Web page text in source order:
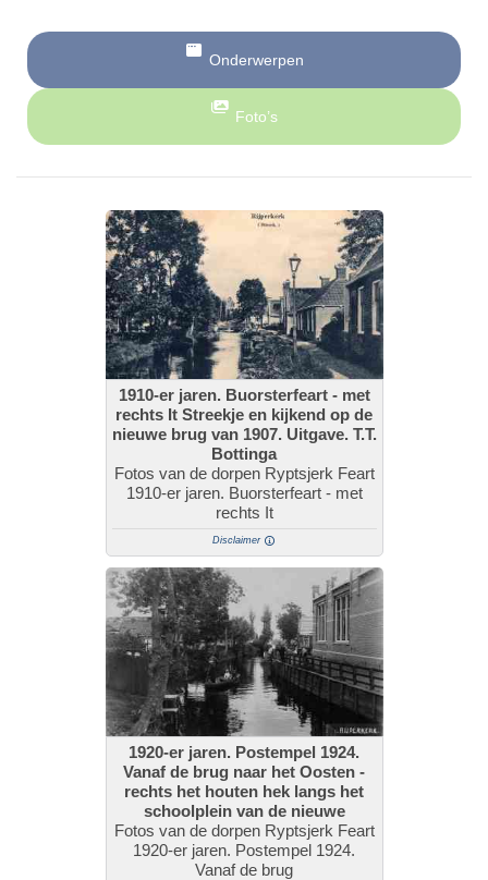
Onderwerpen
Foto’s
1910-er jaren. Buorsterfeart - met
rechts It Streekje en kijkend op de
nieuwe brug van 1907. Uitgave. T.T.
Bottinga
Fotos van de dorpen Ryptsjerk Feart
1910-er jaren. Buorsterfeart - met
rechts It
Disclaimer
1920-er jaren. Postempel 1924.
Vanaf de brug naar het Oosten -
rechts het houten hek langs het
schoolplein van de nieuwe
Fotos van de dorpen Ryptsjerk Feart
1920-er jaren. Postempel 1924.
Vanaf de brug